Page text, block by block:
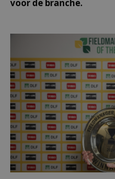
voor de branche.